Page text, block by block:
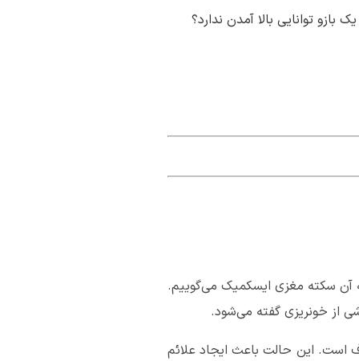
توانایی بالا آمدن ندارد؟
آن سکته مغزی ایسکمیک می‌گوییم.
از خونریزی گفته می‌شود.
است. این حالت باعث ایجاد علائم